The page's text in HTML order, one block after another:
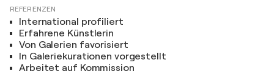
REFERENZEN
International profiliert
Erfahrene Künstlerin
Von Galerien favorisiert
In Galeriekurationen vorgestellt
Arbeitet auf Kommission